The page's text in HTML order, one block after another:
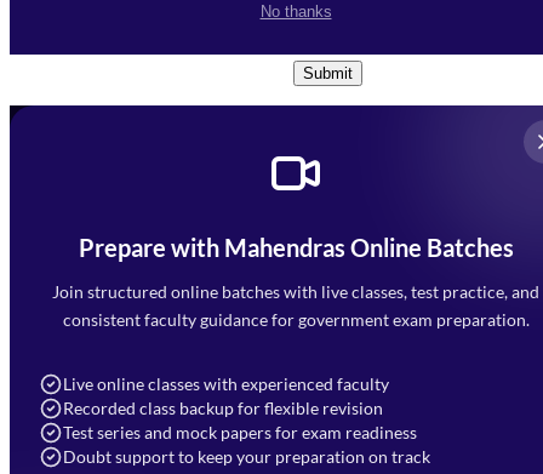
No thanks
Conditions
Submit
Prepare with Mahendras Online Batches
Join structured online batches with live classes, test practice, and
consistent faculty guidance for government exam preparation.
Live online classes with experienced faculty
Recorded class backup for flexible revision
Test series and mock papers for exam readiness
Doubt support to keep your preparation on track
Mahendra Arcade, CP-9, Vijayant Khand, Gomti Nagar,
Faizabad Road, Lucknow - 226010
7052477777
Navigation
Home